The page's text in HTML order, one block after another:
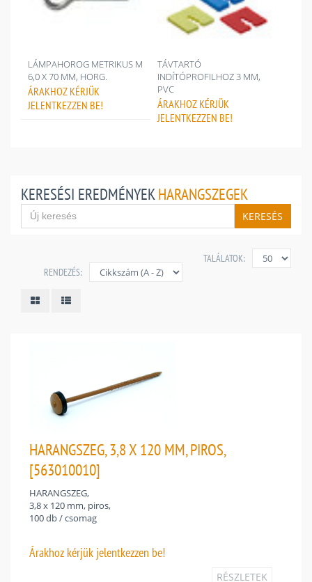
LÁMPAHOROG METRIKUS M
6,0 X 70 MM, HORG.
ÁRAKHOZ KÉRJÜK
JELENTKEZZEN BE!
TÁVTARTÓ
INDÍTÓPROFILHOZ 3 MM,
PVC
ÁRAKHOZ KÉRJÜK
JELENTKEZZEN BE!
KERESÉSI EREDMÉNYEKHARANGSZEGEK
KERESÉS
TALÁLATOK:
RENDEZÉS:
HARANGSZEG, 3,8 X 120 MM, PIROS,
[563010010]
HARANGSZEG,
3,8 x 120 mm, piros,
100 db / csomag
Árakhoz kérjük jelentkezzen be!
RÉSZLETEK